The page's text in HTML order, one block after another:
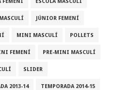
JÚNIOR FEMENÍ
MINI MASCULÍ POLLETS
FEMENÍ PRE-MINI MASCULÍ
SLIDER
2013-14 TEMPORADA 2014-15